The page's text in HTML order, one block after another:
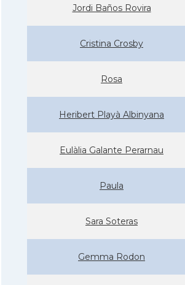
Jordi Baños Rovira
Cristina Crosby
Rosa
Heribert Playà Albinyana
Eulàlia Galante Perarnau
Paula
Sara Soteras
Gemma Rodon